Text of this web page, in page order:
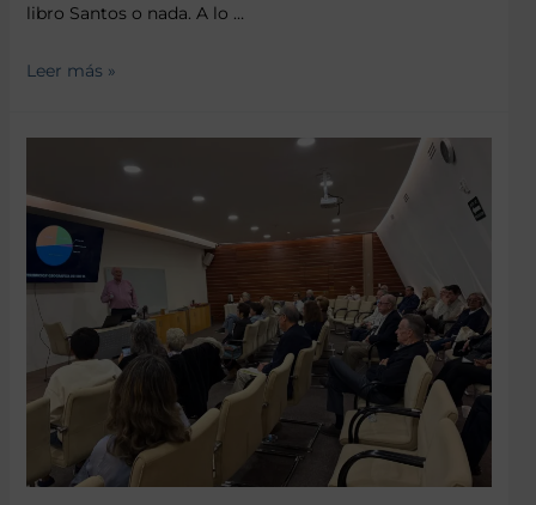
libro Santos o nada. A lo …
Leer más »